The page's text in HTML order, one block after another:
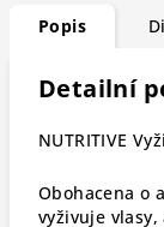
Popis
Detailní
NUTRITIVE
Obohacena o
vyživuje